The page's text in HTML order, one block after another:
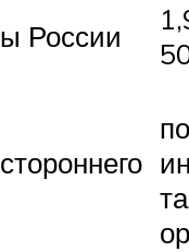
России
по